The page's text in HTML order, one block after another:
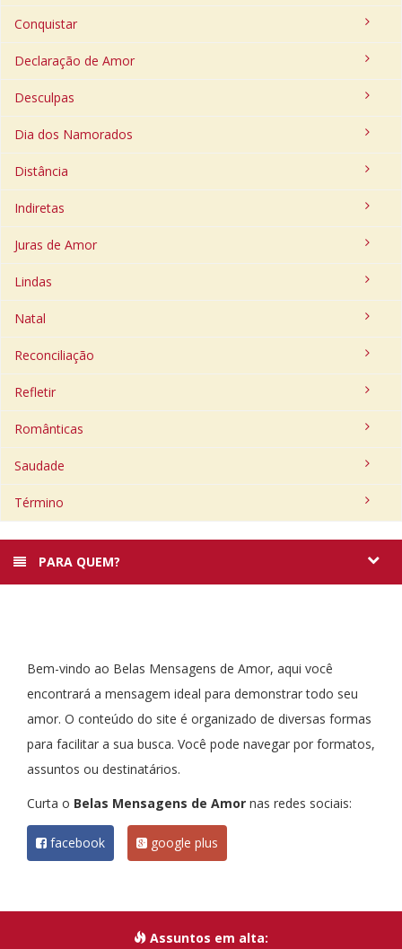
Conquistar
Declaração de Amor
Desculpas
Dia dos Namorados
Distância
Indiretas
Juras de Amor
Lindas
Natal
Reconciliação
Refletir
Românticas
Saudade
Término
PARA QUEM?
Bem-vindo ao Belas Mensagens de Amor, aqui você
encontrará a mensagem ideal para demonstrar todo seu
amor. O conteúdo do site é organizado de diversas formas
para facilitar a sua busca. Você pode navegar por formatos,
assuntos ou destinatários.
Curta o Belas Mensagens de Amor nas redes sociais:
facebook google plus
Assuntos em alta: